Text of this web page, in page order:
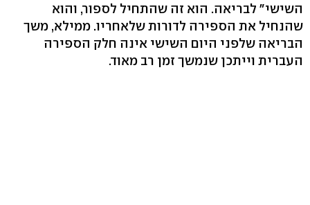
השישי" לבריאה. הוא זה שהתחיל לספור, והוא
שהנחיל את הספירה לדורות שלאחריו. ממילא, משך
הבריאה שלפני היום השישי אינה חלק הספירה
העברית וייתכן שנמשך זמן רב מאוד.